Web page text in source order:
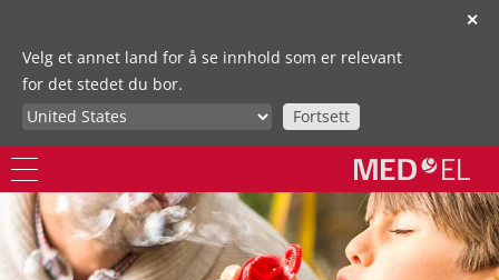
✕
Velg et annet land for å se innhold som er relevant
for det stedet du bor.
Fortsett